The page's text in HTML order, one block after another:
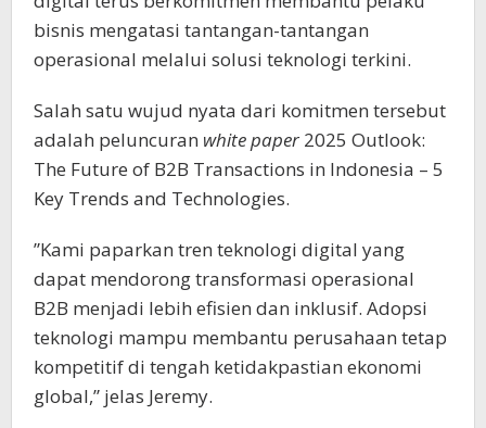
bisnis mengatasi tantangan-tantangan
operasional melalui solusi teknologi terkini.
Salah satu wujud nyata dari komitmen tersebut
adalah peluncuran white paper 2025 Outlook:
The Future of B2B Transactions in Indonesia – 5
Key Trends and Technologies.
”Kami paparkan tren teknologi digital yang
dapat mendorong transformasi operasional
B2B menjadi lebih efisien dan inklusif. Adopsi
teknologi mampu membantu perusahaan tetap
kompetitif di tengah ketidakpastian ekonomi
global,” jelas Jeremy.